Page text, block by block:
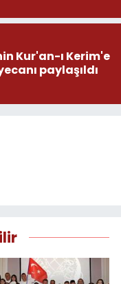
Kur'an-ı Kerim'e
paylaşıldı